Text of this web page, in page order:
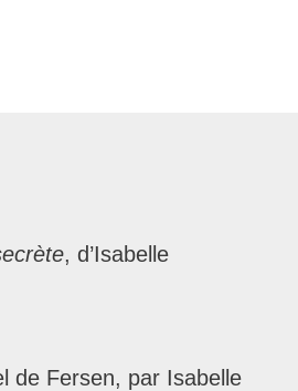
, d’Isabelle
de Fersen, par Isabelle